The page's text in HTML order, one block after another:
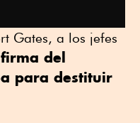
Gates, a los jefes
del
para destituir